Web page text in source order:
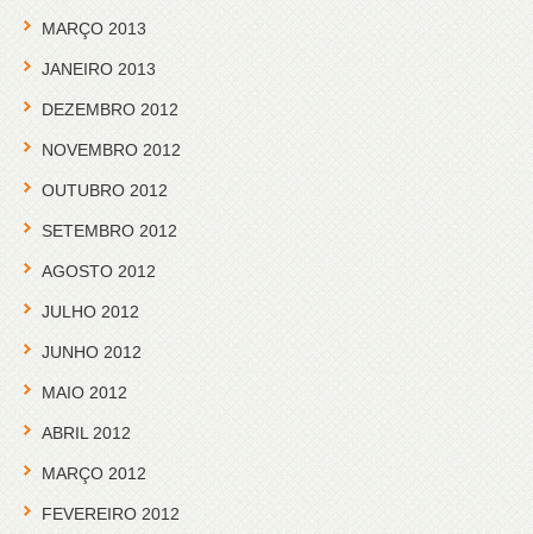
MARÇO 2013
JANEIRO 2013
DEZEMBRO 2012
NOVEMBRO 2012
OUTUBRO 2012
SETEMBRO 2012
AGOSTO 2012
JULHO 2012
JUNHO 2012
MAIO 2012
ABRIL 2012
MARÇO 2012
FEVEREIRO 2012